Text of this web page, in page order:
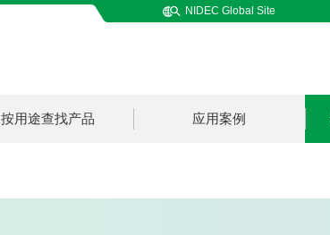
NIDEC Global Site
按用途查找产品 应用案例